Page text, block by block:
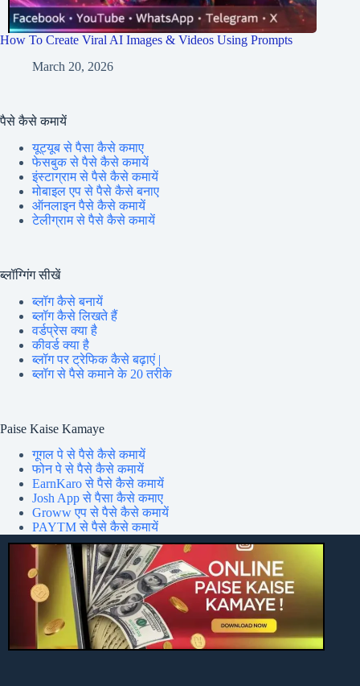
How To Create Viral AI Images & Videos Using Prompts
March 20, 2026
पैसे कैसे कमायें
यूट्यूब से पैसा कैसे कमाए
फेसबुक से पैसे कैसे कमायें
इंस्टाग्राम से पैसे कैसे कमायें
मोबाइल एप से पैसे कैसे बनाए
ऑनलाइन पैसे कैसे कमायें
टेलीग्राम से पैसे कैसे कमायें
ब्लॉग्गिंग सीखें
ब्लॉग कैसे बनायें
ब्लॉग कैसे लिखते हैं
वर्डप्रेस क्या है
कीवर्ड क्या है
ब्लॉग पर ट्रेफिक कैसे बढ़ाएं |
ब्लॉग से पैसे कमाने के 20 तरीके
Paise Kaise Kamaye
गूगल पे से पैसे कैसे कमायें
फोन पे से पैसे कैसे कमायें
EarnKaro से पैसे कैसे कमायें
Josh App से पैसा कैसे कमाए
Groww एप से पैसे कैसे कमायें
PAYTM से पैसे कैसे कमायें